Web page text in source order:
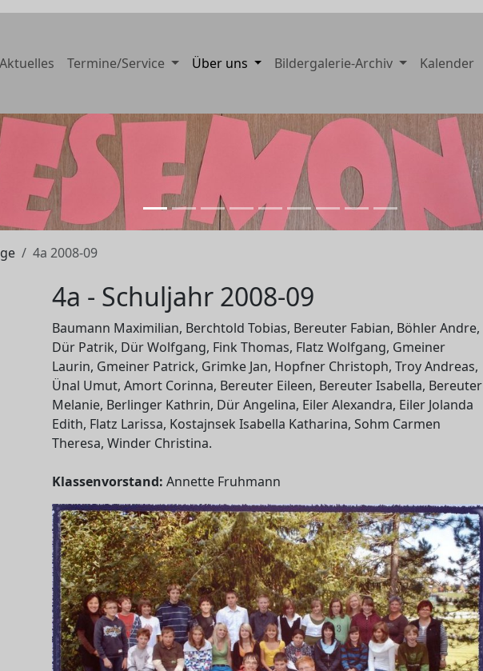
Aktuelles Termine/Service Über uns Bildergalerie-Archiv Kalender
4a 2008-09
4a - Schuljahr 2008-09
Baumann Maximilian, Berchtold Tobias, Bereuter Fabian, Böhler Andre,
Dür Patrik, Dür Wolfgang, Fink Thomas, Flatz Wolfgang, Gmeiner
Laurin, Gmeiner Patrick, Grimke Jan, Hopfner Christoph, Troy Andreas,
Ünal Umut, Amort Corinna, Bereuter Eileen, Bereuter Isabella, Bereuter
Melanie, Berlinger Kathrin, Dür Angelina, Eiler Alexandra, Eiler Jolanda
Edith, Flatz Larissa, Kostajnsek Isabella Katharina, Sohm Carmen
Theresa, Winder Christina.
Klassenvorstand: Annette Fruhmann